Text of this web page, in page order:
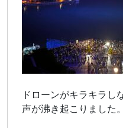
ドローンがキラキラし
声が沸き起こりました。